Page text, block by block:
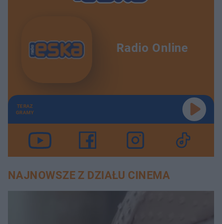
Radio Online
TERAZ
GRAMY
NAJNOWSZE Z DZIAŁU CINEMA